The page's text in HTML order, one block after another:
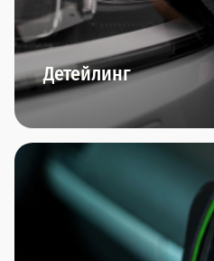
Детейлинг
Комплексная мойка
салона,багажника,
очистка чистящей глиной,
колёсных
защитных покрытий
антидождь) - мы любим
виде вашего автомобиля.